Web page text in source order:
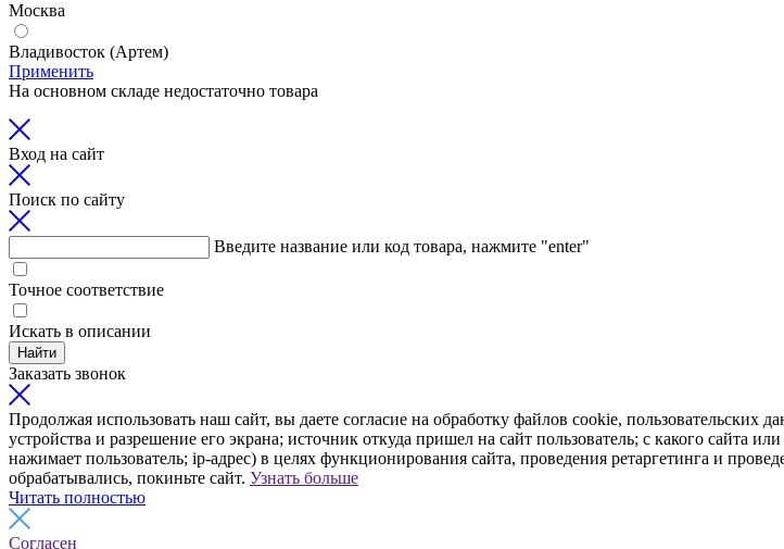
Москва
Владивосток (Артем)
Применить
На основном складе недостаточно товара
Вход на сайт
Поиск по сайту
Введите название или код товара, нажмите "enter"
Точное соответствие
Искать в описании
Найти
Заказать звонок
Продолжая использовать наш сайт, вы даете согласие на обработку файлов cookie,
устройства и разрешение его экрана; источник откуда пришел на сайт пользователь; с какого сайта
нажимает пользователь; ip-адрес) в целях функционирования сайта, проведения ретаргетинга и
обрабатывались, покиньте сайт. Узнать больше
Читать полностью
Согласен